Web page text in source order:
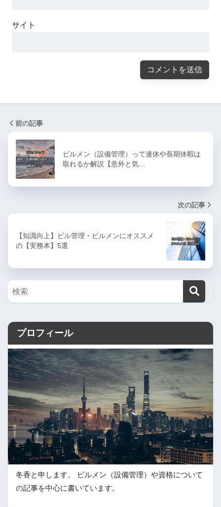
サイト
前の記事
ビルメン（設備管理）って連休や長期休暇は
取れるか解説【意外と気…
次の記事
【知識向上】ビル管理・ビルメンにオススメ
の【実務本】5選
プロフィール
冬香と申します。 ビルメン（設備管理）や資格について
の記事を中心に書いています。